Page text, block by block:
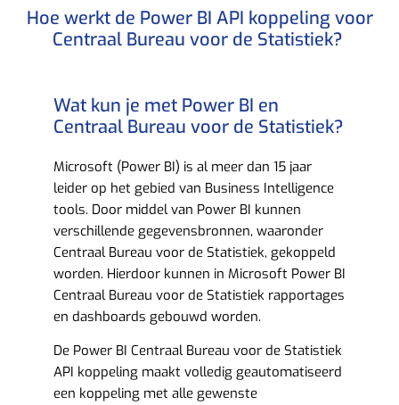
Hoe werkt de Power BI API koppeling voor
Centraal Bureau voor de Statistiek? ​
Wat kun je met Power BI en
Centraal Bureau voor de Statistiek?​
Microsoft (Power BI) is al meer dan 15 jaar
leider op het gebied van Business Intelligence
tools. Door middel van Power BI kunnen
verschillende gegevensbronnen, waaronder
Centraal Bureau voor de Statistiek, gekoppeld
worden. Hierdoor kunnen in Microsoft Power BI
Centraal Bureau voor de Statistiek rapportages
en dashboards gebouwd worden.
De Power BI Centraal Bureau voor de Statistiek
API koppeling maakt volledig geautomatiseerd
een koppeling met alle gewenste